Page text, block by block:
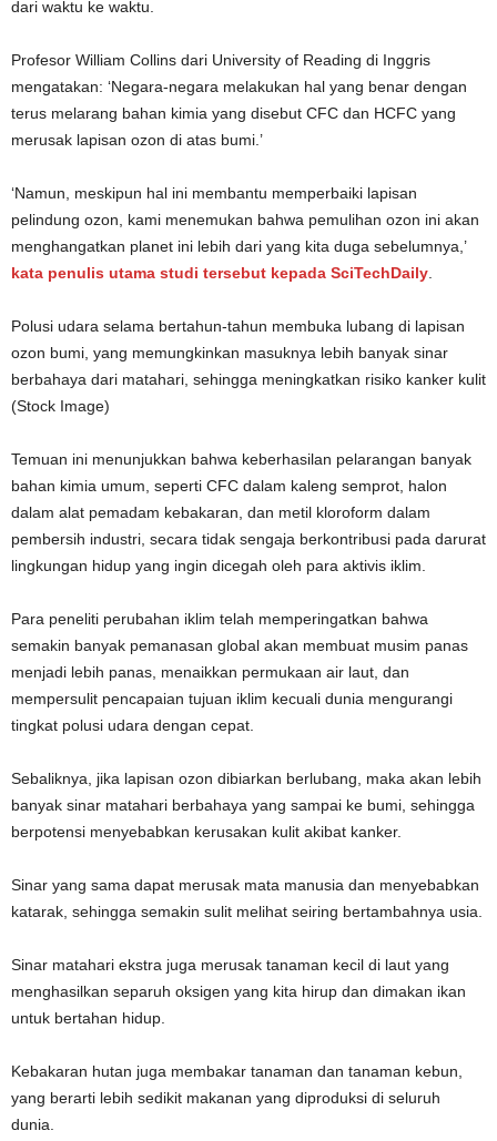
dari waktu ke waktu.
Profesor William Collins dari University of Reading di Inggris
mengatakan: ‘Negara-negara melakukan hal yang benar dengan
terus melarang bahan kimia yang disebut CFC dan HCFC yang
merusak lapisan ozon di atas bumi.’
‘Namun, meskipun hal ini membantu memperbaiki lapisan
pelindung ozon, kami menemukan bahwa pemulihan ozon ini akan
menghangatkan planet ini lebih dari yang kita duga sebelumnya,’
kata penulis utama studi tersebut kepada SciTechDaily
Polusi udara selama bertahun-tahun membuka lubang di lapisan
ozon bumi, yang memungkinkan masuknya lebih banyak sinar
berbahaya dari matahari, sehingga meningkatkan risiko kanker kulit
(Stock Image)
Temuan ini menunjukkan bahwa keberhasilan pelarangan banyak
bahan kimia umum, seperti CFC dalam kaleng semprot, halon
dalam alat pemadam kebakaran, dan metil kloroform dalam
pembersih industri, secara tidak sengaja berkontribusi pada darurat
lingkungan hidup yang ingin dicegah oleh para aktivis iklim.
Para peneliti perubahan iklim telah memperingatkan bahwa
semakin banyak pemanasan global akan membuat musim panas
menjadi lebih panas, menaikkan permukaan air laut, dan
mempersulit pencapaian tujuan iklim kecuali dunia mengurangi
tingkat polusi udara dengan cepat.
Sebaliknya, jika lapisan ozon dibiarkan berlubang, maka akan lebih
banyak sinar matahari berbahaya yang sampai ke bumi, sehingga
berpotensi menyebabkan kerusakan kulit akibat kanker.
Sinar yang sama dapat merusak mata manusia dan menyebabkan
katarak, sehingga semakin sulit melihat seiring bertambahnya usia.
Sinar matahari ekstra juga merusak tanaman kecil di laut yang
menghasilkan separuh oksigen yang kita hirup dan dimakan ikan
untuk bertahan hidup.
Kebakaran hutan juga membakar tanaman dan tanaman kebun,
yang berarti lebih sedikit makanan yang diproduksi di seluruh
dunia.